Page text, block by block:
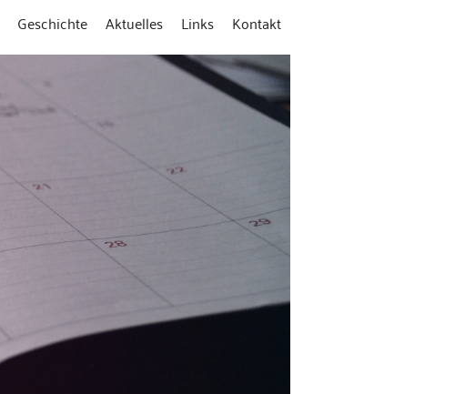
Geschichte Aktuelles Links Kontakt